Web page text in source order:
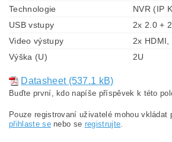
Technologie
NVR (IP
USB vstupy
2x 2.0 +
Video výstupy
2x HDMI,
Výška (U)
2U
Datasheet (537.1 kB)
Buďte první, kdo napíše příspěvek k této
Pouze registrovaní uživatelé mohou vkládat
přihlaste senebo se registrujte.